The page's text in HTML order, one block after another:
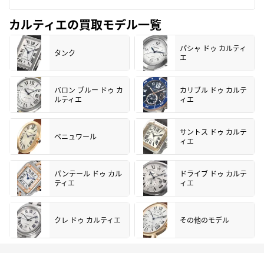
カルティエの買取モデル一覧
タンク
パシャ ドゥ カルティ
エ
バロン ブルー ドゥ カ
ルティエ
カリブル ドゥ カルテ
ィエ
ベニュワール
サントス ドゥ カルテ
ィエ
パンテール ドゥ カル
ティエ
ドライブ ドゥ カルテ
ィエ
クレ ドゥ カルティエ その他のモデル